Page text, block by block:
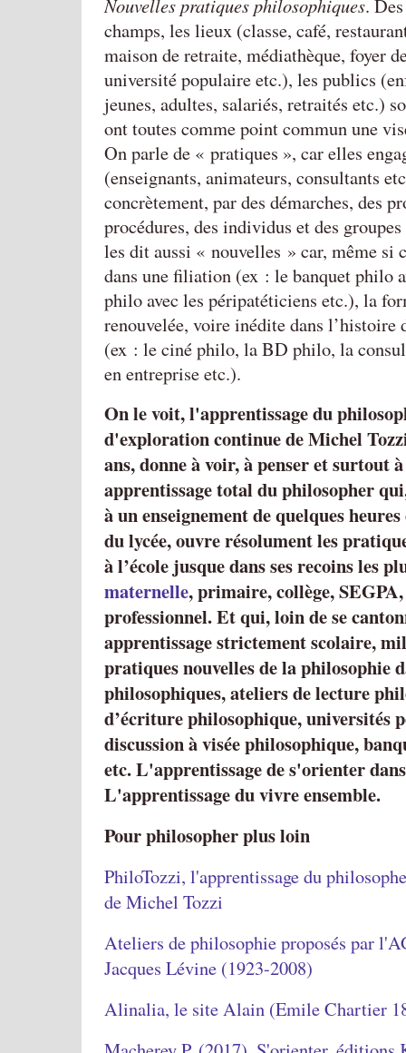
Nouvelles pratiques philosophiques.
champs, les lieux (classe, café,
maison de retraite, médiathèque, foyer
université populaire etc.), les publics
jeunes, adultes, salariés, retraités etc.)
ont toutes comme point commun une
On parle de « pratiques », car elles
(enseignants, animateurs, consultants
concrètement, par des démarches, des
procédures, des individus et des
les dit aussi « nouvelles » car, même si
dans une filiation (ex : le banquet philo
philo avec les péripatéticiens etc.), la
renouvelée, voire inédite dans l’histoire
(ex : le ciné philo, la BD philo, la
en entreprise etc.).
On le voit, l'apprentissage du
d'exploration continue de Michel
ans, donne à voir, à penser et surtout
apprentissage total du philosopher
à un enseignement de quelques
du lycée, ouvre résolument les
à l’école jusque dans ses recoins les
maternelle, primaire, collège,
professionnel. Et qui, loin de se
apprentissage strictement scolaire,
pratiques nouvelles de la philosophie
philosophiques, ateliers de lecture
d’écriture philosophique, universités
discussion à visée philosophique,
etc. L'apprentissage de s'orienter
L'apprentissage du vivre ensemble.
Pour philosopher plus loin
PhiloTozzi, l'apprentissage du
de Michel Tozzi
Ateliers de philosophie proposés par
Jacques Lévine (1923-2008)
Alinalia, le site Alain (Emile Chartier